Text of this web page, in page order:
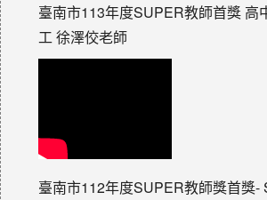
臺南市113年度SUPER教師首獎 高
工 徐澤佼老師
臺南市112年度SUPER教師獎首獎-